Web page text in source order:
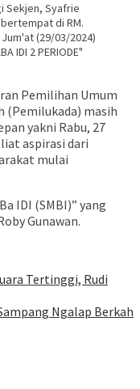
Sekjen, Syafrie
di RM.
(29/03/2024)
IDI 2 PERIODE"
Pemilihan Umum
(Pemilukada) masih
yakni Rabu, 27
aspirasi dari
mulai
IDI (SMBI)” yang
Gunawan.
Tertinggi, Rudi
Ngalap Berkah